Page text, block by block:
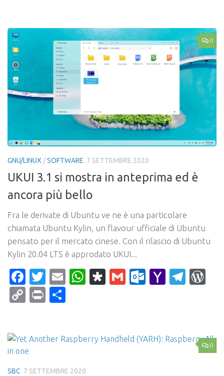
0
GNU/LINUX /SOFTWARE 7 SETTEMBRE 2020
UKUI 3.1 si mostra in anteprima ed è
ancora più bello
Fra le derivate di Ubuntu ve ne è una particolare
chiamata Ubuntu Kylin, un flavour ufficiale di Ubuntu
pensato per il mercato cinese. Con il rilascio di Ubuntu
Kylin 20.04 LTS è approdato UKUI...
Facebook
Twitter
EmailWhatsApp
Diaspora
Gmail Yahoo
CopyPrint
0
SBC 7 SETTEMBRE 2020